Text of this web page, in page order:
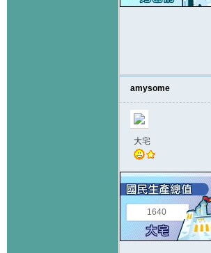
amysome
大宅
1640